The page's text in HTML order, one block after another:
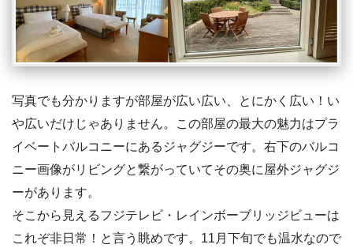
写真でも分かりますが部屋が広い広い、とにかく広い！い
や広いだけじゃありません。この部屋の最大の魅力はプラ
イベートバルコニーにあるジャグジーです。右下のバルコ
ニー画像がリビングと繋がっていてその奥に屋外ジャグジ
ーがあります。
そこから見えるフジテレビ・レインボーブリッジビューは
これぞ非日常！と言う眺めです。11月下旬でも温水なので